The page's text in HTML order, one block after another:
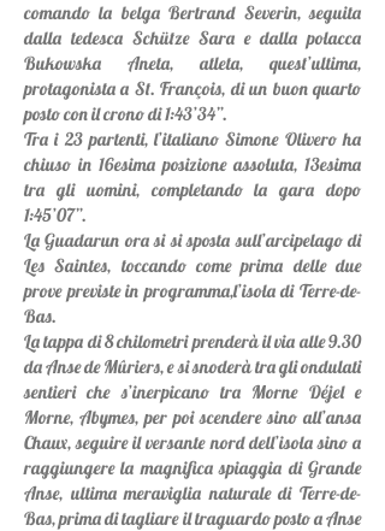
comando la belga Bertrand Severin, seguita
dalla tedesca Schütze Sara e dalla polacca
Bukowska Aneta, atleta, quest’ultima,
protagonista a St. François, di un buon quarto
posto con il crono di 1:43’34”.
Tra i 23 partenti, l’italiano Simone Olivero ha
chiuso in 16esima posizione assoluta, 13esima
tra gli uomini, completando la gara dopo
1:45’07”.
La Guadarun ora si si sposta sull’arcipelago di
Les Saintes, toccando come prima delle due
prove previste in programma,l’isola di Terre-de-
Bas.
La tappa di 8 chilometri prenderà il via alle 9.30
da Anse de Mûriers, e si snoderà tra gli ondulati
sentieri che s’inerpicano tra Morne Déjel e
Morne, Abymes, per poi scendere sino all’ansa
Chaux, seguire il versante nord dell’isola sino a
raggiungere la magnifica spiaggia di Grande
Anse, ultima meraviglia naturale di Terre-de-
Bas, prima di tagliare il traguardo posto a Anse